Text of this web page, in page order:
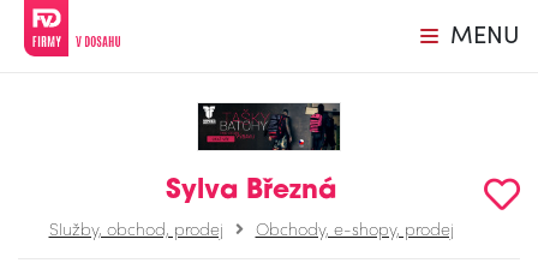
MENU
Sylva Březná
Služby, obchod, prodej Obchody, e-shopy, prodej